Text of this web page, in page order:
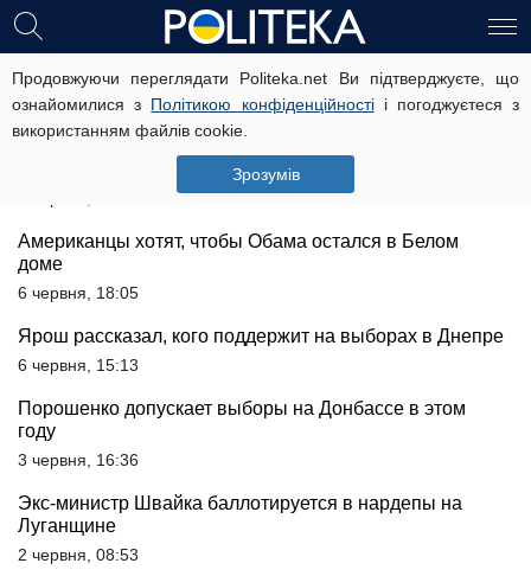
Продовжуючи переглядати Politeka.net Ви підтверджуєте, що
ознайомилися з Політикою конфіденційностіі погоджуєтеся з
використанням файлів cookie.
Зрозумів
Клинтон набрала голоса для выдвижения в
президенты (видео)
7 червня, 09:31
BuzzFeed считает Трампа вредным для здоровья
Американцы хотят, чтобы Обама остался в Белом
доме
6 червня, 18:05
Ярош рассказал, кого поддержит на выборах в Днепре
6 червня, 15:13
Порошенко допускает выборы на Донбассе в этом
году
3 червня, 16:36
Экс-министр Швайка баллотируется в нардепы на
Луганщине
2 червня, 08:53